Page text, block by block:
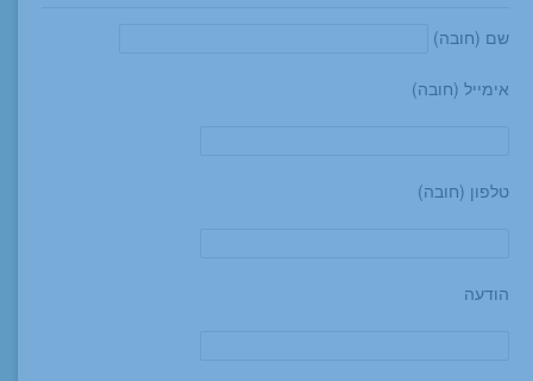
שם (חובה)
אימייל (חובה)
טלפון (חובה)
הודעה